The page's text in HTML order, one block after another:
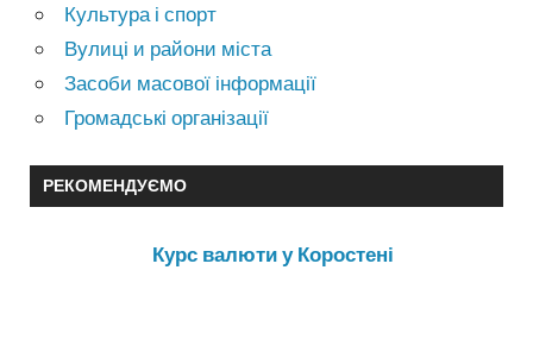
Культура і спорт
Вулиці и райони міста
Засоби масової інформації
Громадські організації
РЕКОМЕНДУЄМО
Курс валюти у Коростені